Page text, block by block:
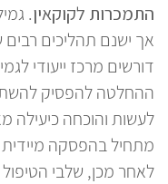
התמכרות לקוקאין.
אך ישנם תהליכים
דורשים מרכז ייעודי
ההחלטה להפסיק
לעשות והוכחה כיעילה
מתחיל בהפסקה
לאחר מכן, שלבי